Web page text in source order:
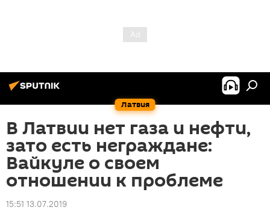
Латвия
В Латвии нет газа и нефти,
зато есть неграждане:
Вайкуле о своем
отношении к проблеме
15:51 13.07.2019